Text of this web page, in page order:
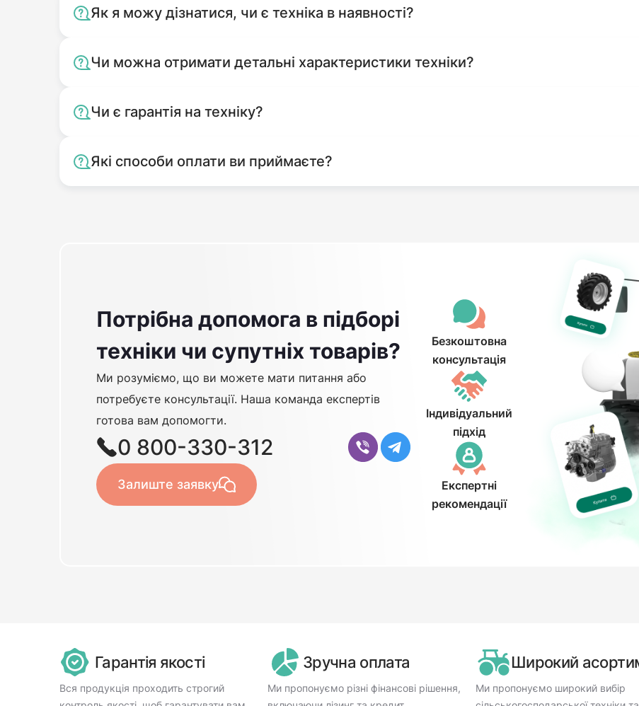
Як я можу дізнатися, чи є техніка в наявності?
Чи можна отримати детальні характеристики техніки?
Чи є гарантія на техніку?
Які способи оплати ви приймаєте?
Потрібна допомога в підборі
техніки чи супутніх товарів?
Ми розуміємо, що ви можете мати питання або
потребуєте консультації. Наша команда експертів
готова вам допомогти.
0 800-330-312
Залиште заявку
Безкоштовна
консультація
Індивідуальний
підхід
Експертні
рекомендації
Гарантія якості
Вся продукція проходить строгий
Зручна оплата
Ми пропонуємо різні фінансові рішення,
Широкий
Ми пропонуємо широкий вибір